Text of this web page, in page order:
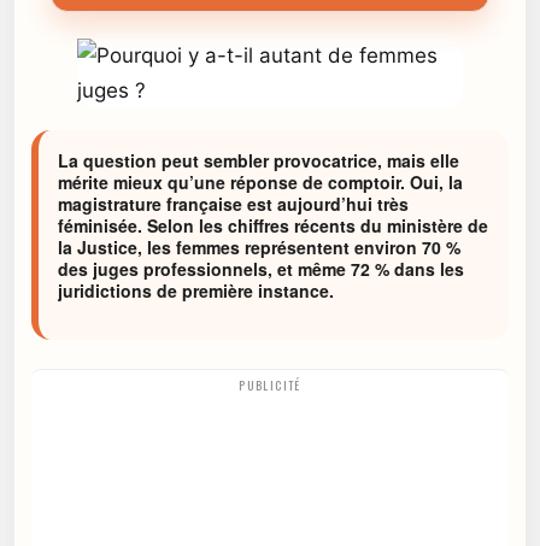
La question peut sembler provocatrice, mais elle
mérite mieux qu’une réponse de comptoir. Oui, la
magistrature française est aujourd’hui très
féminisée. Selon les chiffres récents du ministère de
la Justice, les femmes représentent environ 70 %
des juges professionnels, et même 72 % dans les
juridictions de première instance.
PUBLICITÉ